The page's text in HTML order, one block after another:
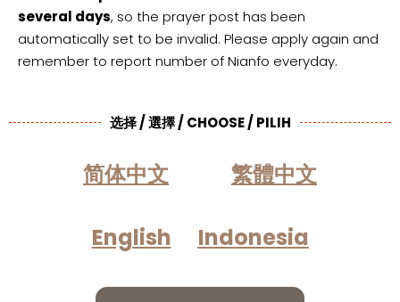
several days, so the prayer post has been
automatically set to be invalid. Please apply again and
remember to report number of Nianfo everyday.
选择 / 選擇 / CHOOSE / PILIH
简体中文 繁體中文
English Indonesia